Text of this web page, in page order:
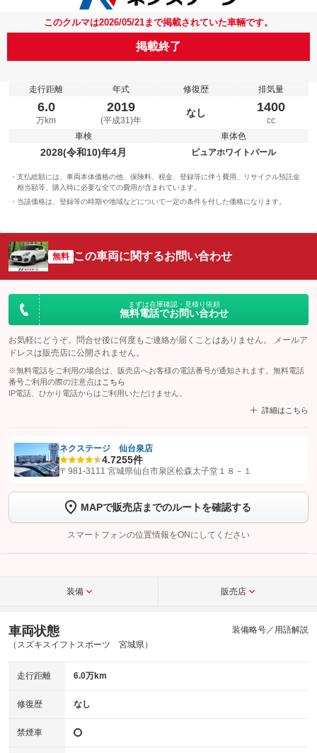
このクルマは2026/05/21まで掲載されていた車輛です。
掲載終了
走行距離
6.0
万km
年式
2019
(平成31)年
修復歴
なし
排気量
1400
cc
車検
2028(令和10)年4月
車体色
ピュアホワイトパール
支払総額には、車両本体価格の他、保険料、税金、登録等に伴う費用、リサイクル預託金
相当額等、購入時に必要な全ての費用が含まれています。
当該価格は、登録等の時期や地域などについて一定の条件を付した価格になります。
無料 この車両に関するお問い合わせ
まずは在庫確認・見積り依頼
無料電話でお問い合わせ
お気軽にどうぞ。問合せ後に何度もご連絡が届くことはありません。 メールア
ドレスは販売店に公開されません。
※無料電話をご利用の場合は、販売店へお客様の電話番号が通知されます。無料電話
番号ご利用の際の注意点は こちら
IP電話、ひかり電話からはご利用いただけません。
詳細はこちら
【STEP1】認証画面でグーネットを友だち追加してから「許可する」ボタンを押
トーク画面で
ボタンをタップして問い合わせを
完了してください。
こちら
ネクステージ 仙台泉店
4.7255件
〒981-3111 宮城県仙台市泉区松森太子堂１８－１
MAPで販売店までのルートを確認する
スマートフォンの位置情報をONにしてください
装備 販売店
車両状態
（スズキスイフトスポーツ 宮城県）
装備略号／用語解説
走行距離 6.0万km
修復歴 なし
禁煙車